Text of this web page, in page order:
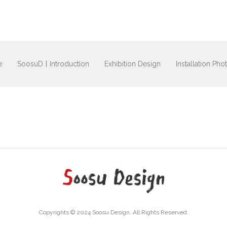
SoosuDㅣIntroduction Exhibition Design Installation
Copyrights © 2024 Soosu Design. All Rights Reserved.